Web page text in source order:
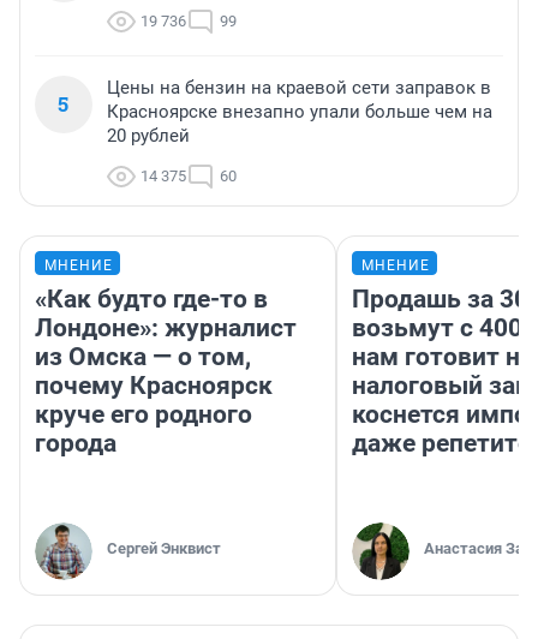
19 736 99
5
Цены на бензин на краевой сети заправок в
Красноярске внезапно упали больше чем на
20 рублей
14 375 60
МНЕНИЕ
«Как будто где-то в
Лондоне»: журналист
из Омска — о том,
почему Красноярск
круче его родного
города
Сергей Энквист
МНЕНИЕ
Продашь за
возьмут с
нам готовит
налоговый
коснется
даже
Анастасия